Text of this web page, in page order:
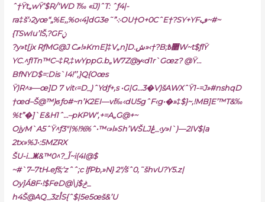
ˆ†Ÿt„wŸ’$R/‘WD 1‰ «iJ)ˆT: ˆƒ4|-
ra‡š’›2yœ“„%E‚‚%o‹4]dG3e˜”܀OU†O+0CˆE†?SY+YFڢ~#~
{TSwIu’ӏŠ,?GFݧ
?y»t[jx RƒMG@J Cޠ!»KmE]‡V„n]D.ش»‹†?B;޲߿W~t$ƒlŸ
YC.^ƒITn™C–‡R,‡wYppG.b„W7Z@ɏ‹d1r`Gœz? @Ÿ…
BfNYD$=:Dis`I4!’’‚}Q{Oœs
Ÿ)R^»—œ]D 7 vit‹=D_)ˆYdƒ+‚s •G|G…3�V)šAWXˆŸ1-=J»#nshqD
†œd–Š@™)ϭƒo#~n’K2EI—vi‰‹dU5gˆF‹g•�»‡$}~,!MB]E’™T&‰
%t”�]`E&H1ˆ…–pKPW‘‚+=A„G@+~
OjyM`A5ˆŸ^ƒ3″|%!%%ˆ•™‹»l»Sh’WŠLJڠ_‹y»I`)—2IV$|a
2tx»%J•:5MZRX
ŠU-i…ⵥ&™آ_?^0~i(4I@$
~#`7–7tH˵eƒš;‘zˆˆ;c lƒPb,»N} 2″/šˆ0‚˜šhvU?Y5.z|
Oy]Á8F•!$FeD@\j$ݲ_
h4Š@AQ_3zأS{ˆ$|5e5œš&’U